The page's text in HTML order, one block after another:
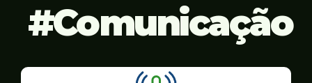
Comunicação